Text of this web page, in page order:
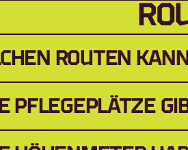
ROUTEN
PFLEGEPLÄTZE